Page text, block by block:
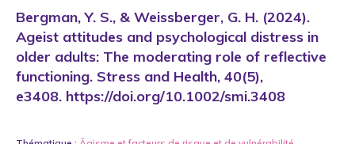
Bergman, Y. S., & Weissberger, G. H. (2024).
Ageist attitudes and psychological distress in
older adults: The moderating role of reflective
functioning. Stress and Health, 40(5),
e3408. https://doi.org/10.1002/smi.3408